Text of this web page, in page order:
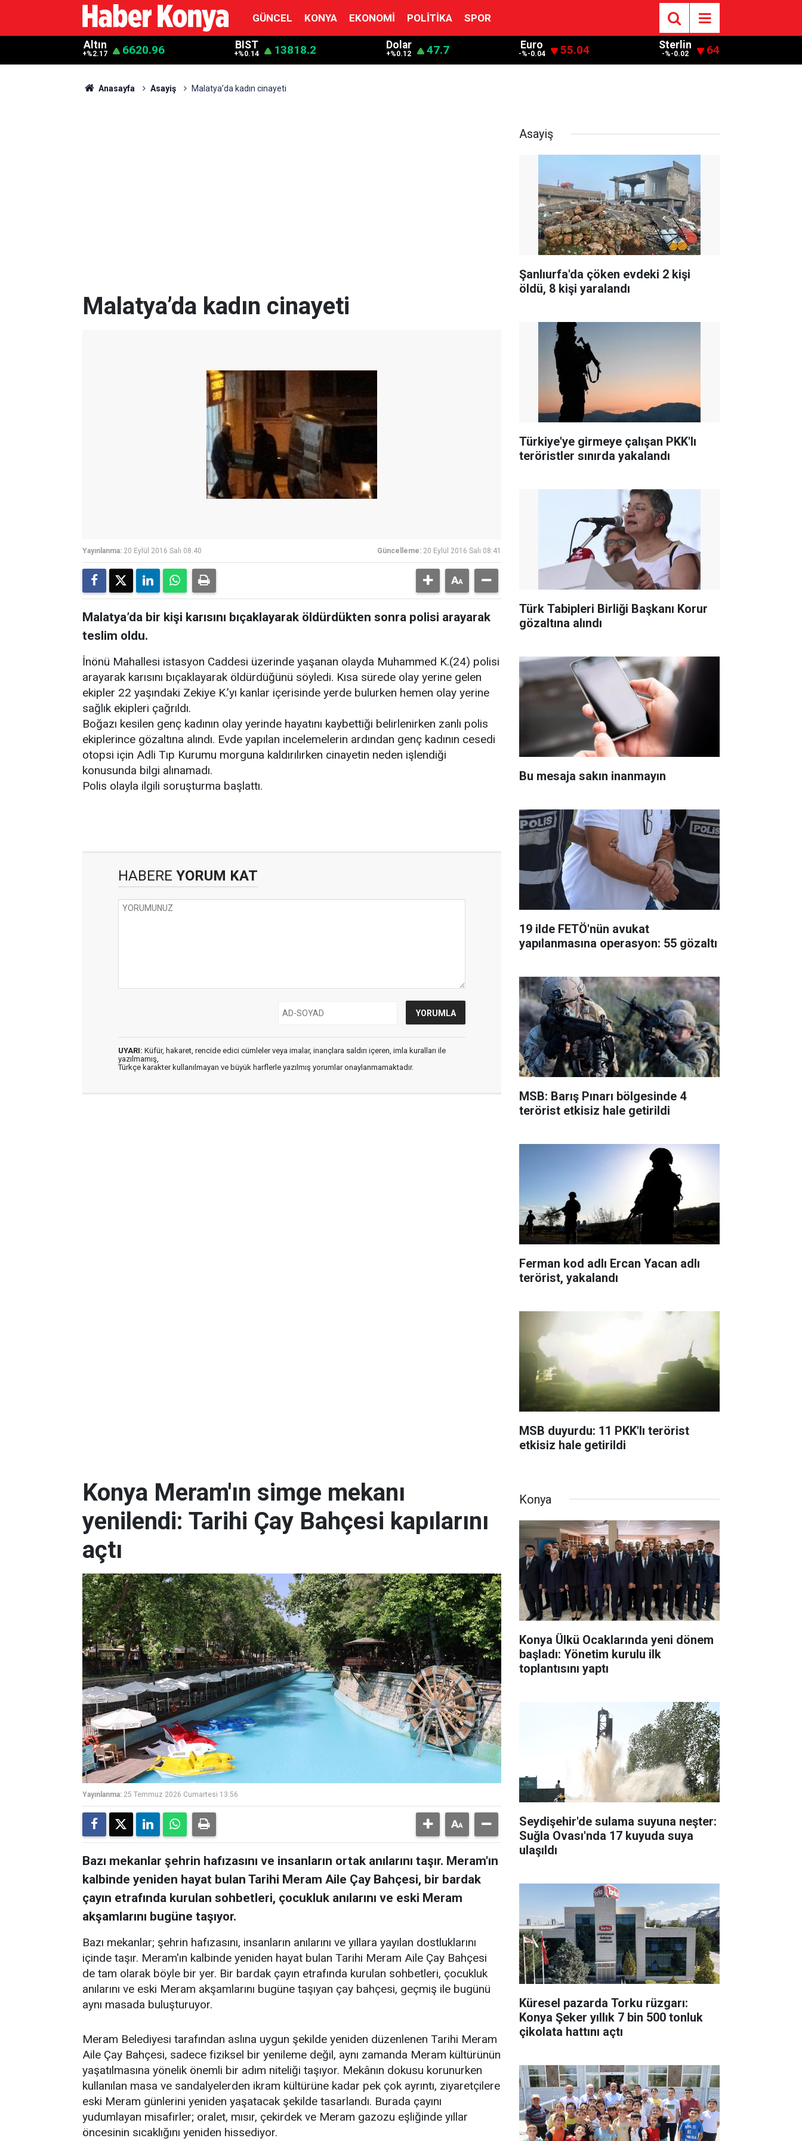
GÜNCEL KONYA EKONOMI POLITIKA SPOR
Altın
+%2.17 6620.96 BIST
+%0.14 13818.2 Dolar
+%0.12 47.7 Euro
-%-0.04 55.04 Sterlin
-%-0.02 64
Anasayfa Asayiş Malatya’da kadın cinayeti
Malatya’da kadın cinayeti
Yayınlanma: 20 Eylül 2016 Salı 08:40 Güncelleme: 20 Eylül 2016 Salı 08:41
Malatya’da bir kişi karısını bıçaklayarak öldürdükten sonra polisi arayarak
teslim oldu.
İnönü Mahallesi istasyon Caddesi üzerinde yaşanan olayda Muhammed K.(24) polisi
arayarak karısını bıçaklayarak öldürdüğünü söyledi. Kısa sürede olay yerine gelen
ekipler 22 yaşındaki Zekiye K.’yı kanlar içerisinde yerde bulurken hemen olay yerine
sağlık ekipleri çağrıldı.
Boğazı kesilen genç kadının olay yerinde hayatını kaybettiği belirlenirken zanlı polis
ekiplerince gözaltına alındı. Evde yapılan incelemelerin ardından genç kadının cesedi
otopsi için Adli Tıp Kurumu morguna kaldırılırken cinayetin neden işlendiği
konusunda bilgi alınamadı.
Polis olayla ilgili soruşturma başlattı.
HABERE YORUM KAT
UYARI: Küfür, hakaret, rencide edici cümleler veya imalar, inançlara saldırı içeren, imla kuralları ile
yazılmamış,
Türkçe karakter kullanılmayan ve büyük harflerle yazılmış yorumlar onaylanmamaktadır.
Asayiş
Şanlıurfa'da çöken evdeki 2 kişi
öldü, 8 kişi yaralandı
Türkiye'ye girmeye çalışan PKK'lı
teröristler sınırda yakalandı
Türk Tabipleri Birliği Başkanı Korur
gözaltına alındı
Bu mesaja sakın inanmayın
19 ilde FETÖ'nün avukat
yapılanmasına operasyon: 55 gözaltı
MSB: Barış Pınarı bölgesinde 4
terörist etkisiz hale getirildi
Ferman kod adlı Ercan Yacan adlı
terörist, yakalandı
MSB duyurdu: 11 PKK'lı terörist
etkisiz hale getirildi
Konya Meram'ın simge mekanı
yenilendi: Tarihi Çay Bahçesi kapılarını
açtı
Yayınlanma: 25 Temmuz 2026 Cumartesi 13:56
Bazı mekanlar şehrin hafızasını ve insanların ortak anılarını taşır. Meram'ın
kalbinde yeniden hayat bulan Tarihi Meram Aile Çay Bahçesi, bir bardak
çayın etrafında kurulan sohbetleri, çocukluk anılarını ve eski Meram
akşamlarını bugüne taşıyor.
Bazı mekanlar; şehrin hafızasını, insanların anılarını ve yıllara yayılan dostluklarını
içinde taşır. Meram'ın kalbinde yeniden hayat bulan Tarihi Meram Aile Çay Bahçesi
de tam olarak böyle bir yer. Bir bardak çayın etrafında kurulan sohbetleri, çocukluk
anılarını ve eski Meram akşamlarını bugüne taşıyan çay bahçesi, geçmiş ile bugünü
aynı masada buluşturuyor.
Meram Belediyesi tarafından aslına uygun şekilde yeniden düzenlenen Tarihi Meram
Aile Çay Bahçesi, sadece fiziksel bir yenileme değil, aynı zamanda Meram kültürünün
yaşatılmasına yönelik önemli bir adım niteliği taşıyor. Mekânın dokusu korunurken
kullanılan masa ve sandalyelerden ikram kültürüne kadar pek çok ayrıntı, ziyaretçilere
eski Meram günlerini yeniden yaşatacak şekilde tasarlandı. Burada çayını
yudumlayan misafirler; oralet, mısır, çekirdek ve Meram gazozu eşliğinde yıllar
öncesinin sıcaklığını yeniden hissediyor.
Konya
Konya Ülkü Ocaklarında yeni dönem
başladı: Yönetim kurulu ilk
toplantısını yaptı
Seydişehir'de sulama suyuna neşter:
Suğla Ovası'nda 17 kuyuda suya
ulaşıldı
Küresel pazarda Torku rüzgarı:
Konya Şeker yıllık 7 bin 500 tonluk
çikolata hattını açtı